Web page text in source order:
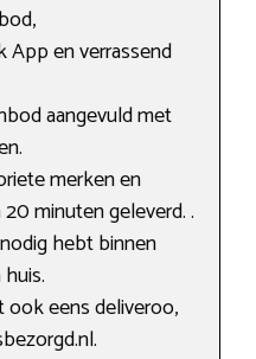
App en verrassend
aangevuld met
merken en
minuten geleverd. .
hebt binnen
ook eens deliveroo,